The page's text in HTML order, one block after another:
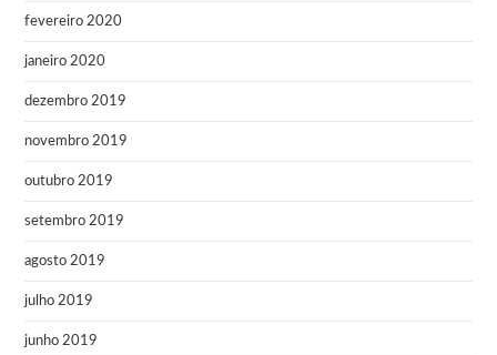
fevereiro 2020
janeiro 2020
dezembro 2019
novembro 2019
outubro 2019
setembro 2019
agosto 2019
julho 2019
junho 2019